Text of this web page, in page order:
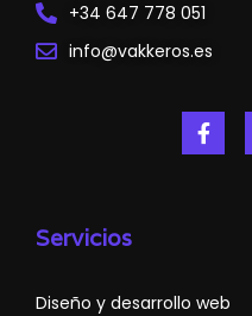
+34 647 778 051
info@vakkeros.es
Servicios
Diseño y desarrollo web